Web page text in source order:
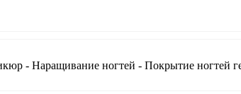
- Наращивание ногтей - Покрытие ногтей